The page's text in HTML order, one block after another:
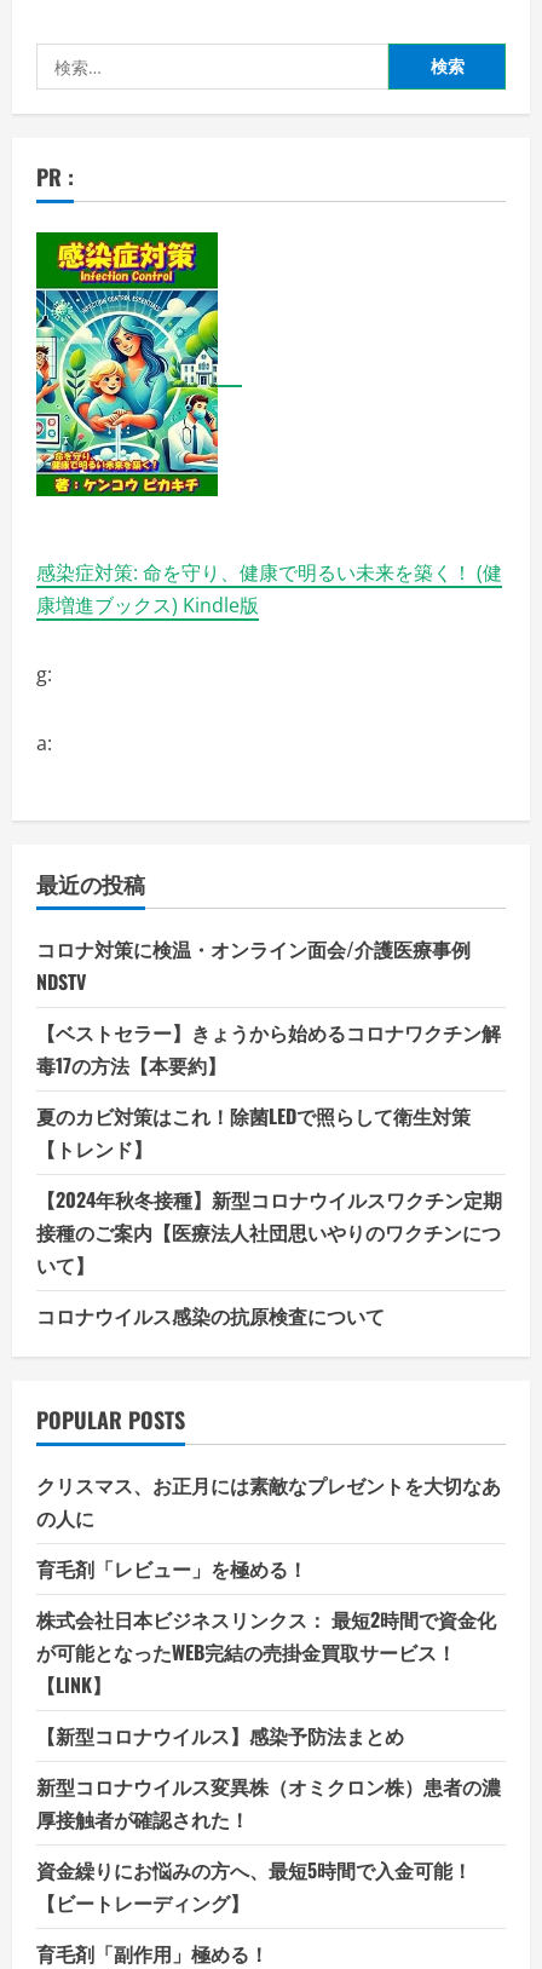
索:
PR :
感染症対策: 命を守り、健康で明るい未来を築く！ (健
康増進ブックス) Kindle版
g:
a:
最近の投稿
コロナ対策に検温・オンライン面会/介護医療事例
NDSTV
【ベストセラー】きょうから始めるコロナワクチン解
毒17の方法【本要約】
夏のカビ対策はこれ！除菌LEDで照らして衛生対策
【トレンド】
【2024年秋冬接種】新型コロナウイルスワクチン定期
接種のご案内【医療法人社団思いやりのワクチンにつ
いて】
コロナウイルス感染の抗原検査について
POPULAR POSTS
クリスマス、お正月には素敵なプレゼントを大切なあ
の人に
育毛剤「レビュー」を極める！
株式会社日本ビジネスリンクス： 最短2時間で資金化
が可能となったWEB完結の売掛金買取サービス！
【LINK】
【新型コロナウイルス】感染予防法まとめ
新型コロナウイルス変異株（オミクロン株）患者の濃
厚接触者が確認された！
資金繰りにお悩みの方へ、最短5時間で入金可能！
【ビートレーディング】
育毛剤「副作用」極める！